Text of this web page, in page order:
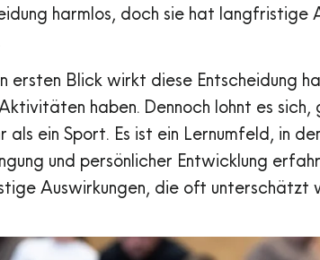
harmlos, doch sie hat langfristige
ersten Blick wirkt diese Entscheidung
haben. Dennoch lohnt es
als ein Sport. Es ist ein Lernumfeld, in
und persönlicher Entwicklung
Auswirkungen, die oft unterschätzt